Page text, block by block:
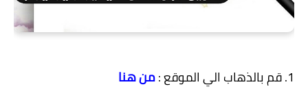
1. قم بالذهاب الي الموقع :
من هنا